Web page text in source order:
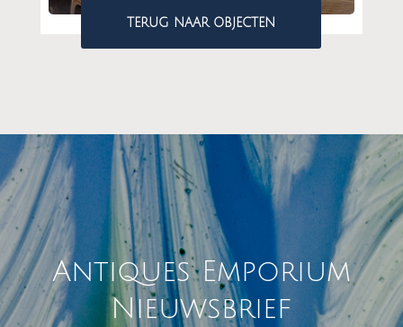
TERUG NAAR OBJECTEN
Antiques Emporium
Nieuwsbrief